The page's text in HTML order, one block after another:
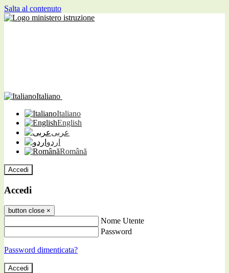
Salta al contenuto
Italiano
Italiano
English
عربى
اردو
Română
Accedi
Accedi
button close ×
Nome Utente
Password
Password dimenticata?